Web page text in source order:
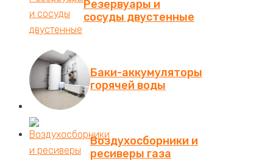
Резервуары и
сосуды двустенные
Баки-аккумуляторы
горячей воды
Воздухосборники и
ресиверы газа